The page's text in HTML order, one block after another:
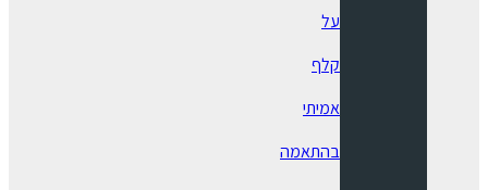
על
קלף
אמיתי
בהתאמה